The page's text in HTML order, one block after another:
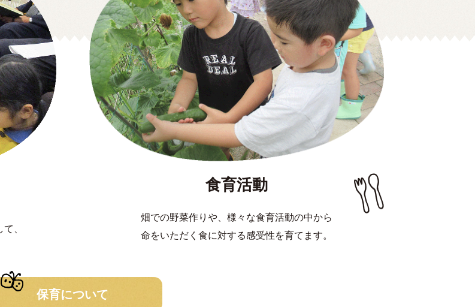
、
食育活動
畑での野菜作りや、様々な食育活動の中から
命をいただく食に対する感受性を育てます。
保育について